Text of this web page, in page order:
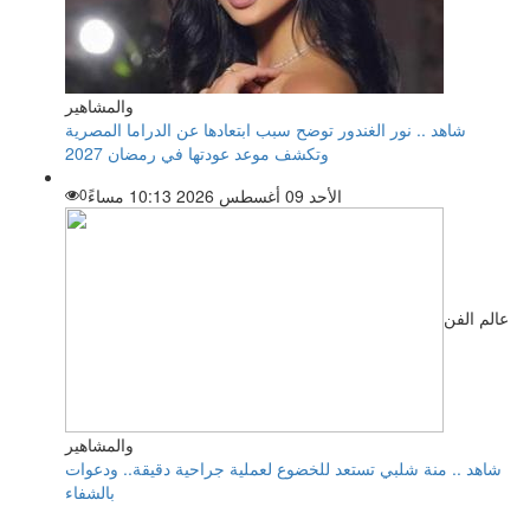
والمشاهير
شاهد .. نور الغندور توضح سبب ابتعادها عن الدراما المصرية
وتكشف موعد عودتها في رمضان 2027
الأحد 09 أغسطس 2026 10:13 مساءً
0
عالم الفن
والمشاهير
شاهد .. منة شلبي تستعد للخضوع لعملية جراحية دقيقة.. ودعوات
بالشفاء